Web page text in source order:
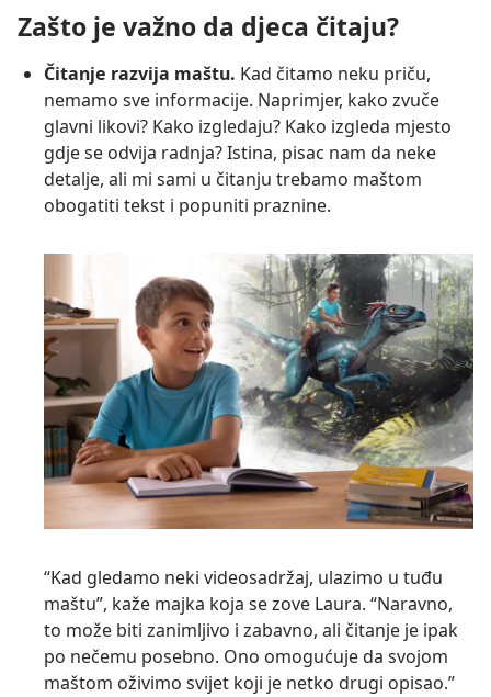
Zašto je važno da djeca čitaju?
Čitanje razvija maštu. Kad čitamo neku priču,
nemamo sve informacije. Naprimjer, kako zvuče
glavni likovi? Kako izgledaju? Kako izgleda mjesto
gdje se odvija radnja? Istina, pisac nam da neke
detalje, ali mi sami u čitanju trebamo maštom
obogatiti tekst i popuniti praznine.
“Kad gledamo neki videosadržaj, ulazimo u tuđu
maštu”, kaže majka koja se zove Laura. “Naravno,
to može biti zanimljivo i zabavno, ali čitanje je ipak
po nečemu posebno. Ono omogućuje da svojom
maštom oživimo svijet koji je netko drugi opisao.”